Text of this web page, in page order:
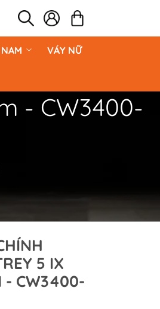
VÁY NỮ
- CW3400-
5 IX
- CW3400-